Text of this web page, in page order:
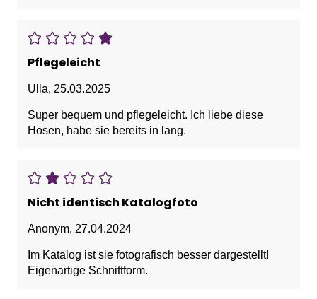
Pflegeleicht
Ulla, 25.03.2025
Super bequem und pflegeleicht. Ich liebe diese
Hosen, habe sie bereits in lang.
Nicht identisch Katalogfoto
Anonym, 27.04.2024
Im Katalog ist sie fotografisch besser dargestellt!
Eigenartige Schnittform.